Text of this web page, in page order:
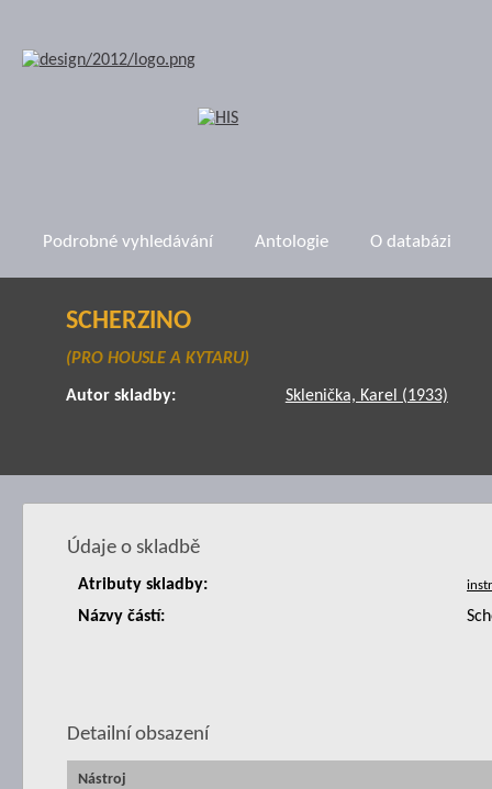
Podrobné vyhledávání Antologie O databázi
SCHERZINO
(PRO HOUSLE A KYTARU)
Autor skladby: Sklenička, Karel (1933)
Údaje o skladbě
Atributy skladby:
Názvy částí:
Detailní obsazení
Nástroj